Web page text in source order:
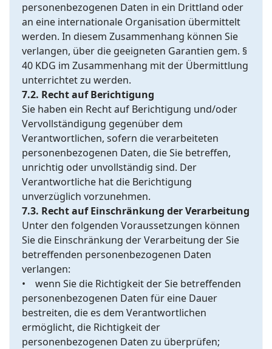
personenbezogenen Daten in ein Drittland oder
an eine internationale Organisation übermittelt
werden. In diesem Zusammenhang können Sie
verlangen, über die geeigneten Garantien gem. §
40 KDG im Zusammenhang mit der Übermittlung
unterrichtet zu werden.
7.2. Recht auf Berichtigung
Sie haben ein Recht auf Berichtigung und/oder
Vervollständigung gegenüber dem
Verantwortlichen, sofern die verarbeiteten
personenbezogenen Daten, die Sie betreffen,
unrichtig oder unvollständig sind. Der
Verantwortliche hat die Berichtigung
unverzüglich vorzunehmen.
7.3. Recht auf Einschränkung der Verarbeitung
Unter den folgenden Voraussetzungen können
Sie die Einschränkung der Verarbeitung der Sie
betreffenden personenbezogenen Daten
verlangen:
• wenn Sie die Richtigkeit der Sie betreffenden
personenbezogenen Daten für eine Dauer
bestreiten, die es dem Verantwortlichen
ermöglicht, die Richtigkeit der
personenbezogenen Daten zu überprüfen;